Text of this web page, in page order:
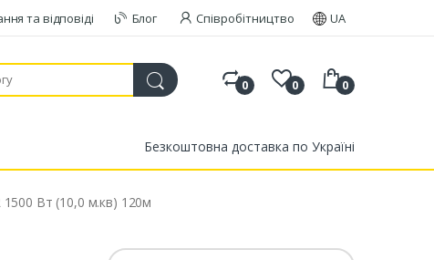
та відповіді Блог Співробітництво UA
0 0 0
Безкоштовна доставка по Україні
1500 Вт (10,0 м.кв) 120м